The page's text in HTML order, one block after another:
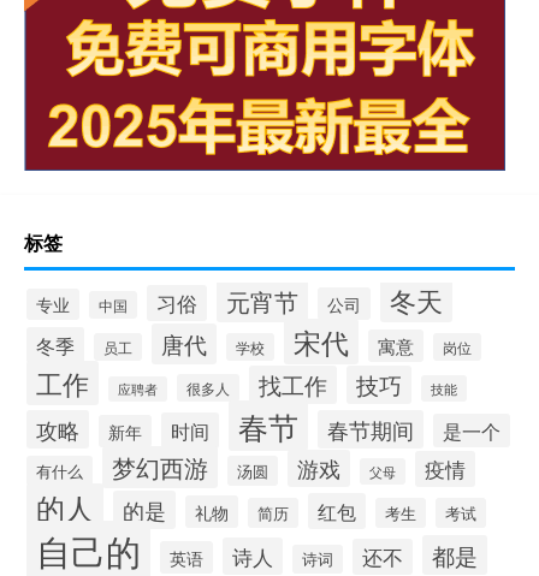
标签
专业 中国 习俗 元宵节 公司 冬天
冬季 员工 唐代 学校 宋代 寓意 岗位
工作 应聘者 很多人 找工作 技巧 技能
攻略 新年 时间 春节 春节期间 是一个
有什么 梦幻西游 汤圆 游戏 父母 疫情
的人 的是 礼物 简历 红包 考生 考试
自己的 英语 诗人 诗词 还不 都是